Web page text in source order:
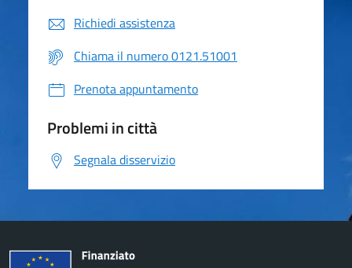
Richiedi assistenza
Chiama il numero 0121.51001
Prenota appuntamento
Problemi in città
Segnala disservizio